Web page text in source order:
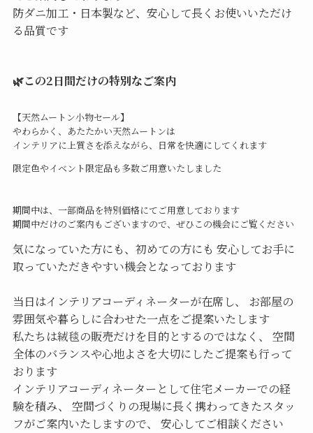
防ダニ加工・日本製など、安心して長くお使いいただけ
る品質です
🌿この2日間だけの特別なご案内
【天然ムートン小物セール】
やわらかく、あたたかい天然ムートンは
インテリアに上質さを添えながら、日常を快適にしてくれます
限定色やイベント限定品も多数ご用意いたしました
期間中は、一部商品を特別価格にてご用意しております
期間中だけのご案内もございますので、ぜひこの機会にご覧ください
気になっていた方にも、初めての方にも 安心してお手に
取っていただきやすい機会となっております
当日はインテリアコーディネーターが在席し、 お部屋の
雰囲気や暮らしに合わせた一点をご提案いたします
私たちは絨毯の販売だけを目的とするのではなく、 空間
全体のバランスや心地よさを大切にしたご提案も行って
おります
インテリアコーディネーターとして住宅メーカーでの経
験を積み、 空間づくりの現場に長く携わってきたスタッ
フがご案内いたしますので、 安心してご相談ください